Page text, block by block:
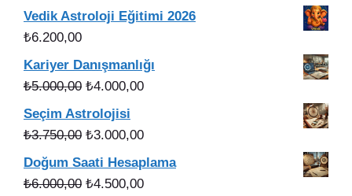
fiyat:
andaki
Vedik Astroloji Eğitimi 2026
₺6.200,00
Kariyer Danışmanlığı
₺5.000,00 Orijinal
fiyat:
₺5.000,00.
₺4.000,00Şu
fiyat:
Seçim Astrolojisi
₺3.750,00 Orijinal
fiyat:
₺3.750,00.
₺3.000,00Şu
andaki
fiyat:
Doğum Saati Hesaplama
₺6.000,00 Orijinal
₺4.500,00Şu